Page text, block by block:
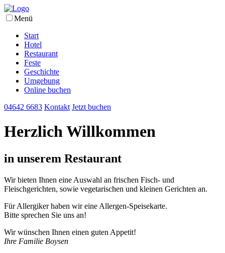
Menü
Start
Hotel
Restaurant
Feste
Geschichte
Umgebung
Online buchen
04642 6683 Kontakt Jetzt buchen
Herzlich Willkommen
in unserem Restaurant
Wir bieten Ihnen eine Auswahl an frischen Fisch- und
Fleischgerichten, sowie vegetarischen und kleinen Gerichten an.
Für Allergiker haben wir eine Allergen-Speisekarte.
Bitte sprechen Sie uns an!
Wir wünschen Ihnen einen guten Appetit!
Ihre Familie Boysen